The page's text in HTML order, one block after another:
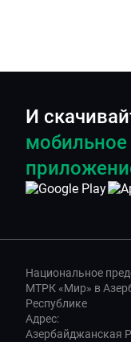
И
мобильное
Национальное
МТРК «Мир» в
Республике
Адрес:
Азербайджанская